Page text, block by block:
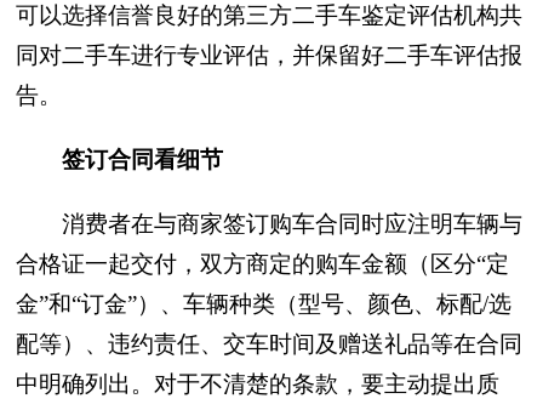
可以选择信誉良好的第三方二手车鉴定评估机构共
同对二手车进行专业评估，并保留好二手车评估报
告。
签订合同看细节
消费者在与商家签订购车合同时应注明车辆与
合格证一起交付，双方商定的购车金额（区分“定
金”和“订金”）、车辆种类（型号、颜色、标配/选
配等）、违约责任、交车时间及赠送礼品等在合同
中明确列出。对于不清楚的条款，要主动提出质